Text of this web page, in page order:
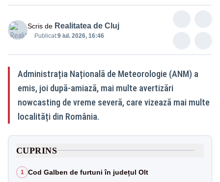
Scris de Realitatea de Cluj
Publicat:9 iul. 2026, 16:46
Administrația Națională de Meteorologie (ANM) a
emis, joi după-amiază, mai multe avertizări
nowcasting de vreme severă, care vizează mai multe
localități din România.
CUPRINS
1 Cod Galben de furtuni în județul Olt